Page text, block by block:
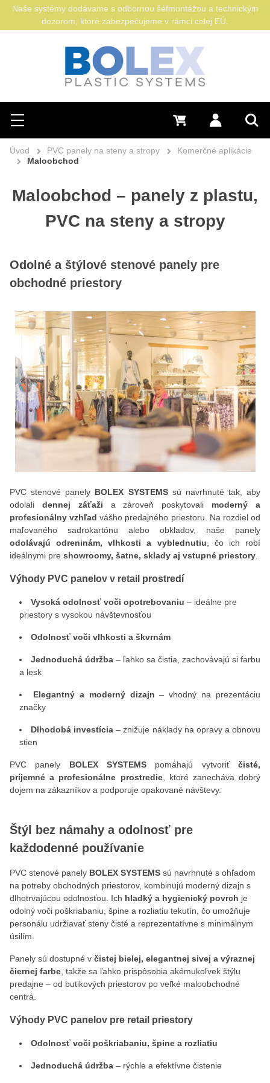
Hľadať
Menu Prihlásiť sa
0 €
Naše systémy dodávame s odbornou šéfmontážou a technickým
dozorom, ktoré zabezpečujeme v rámci celej EÚ.
Úvod PVC panely na steny a stropy
Komerčné aplikácie
Maloobchod
Maloobchod – panely z plastu,
PVC na steny a stropy
Odolné a štýlové stenové panely pre
obchodné priestory
PVC stenové panely BOLEX SYSTEMSsú navrhnuté tak, aby
odolali dennej záťaži a zároveň poskytovali moderný a
profesionálny vzhľad vášho predajného priestoru. Na rozdiel od
maľovaného sadrokartónu alebo obkladov, naše panely
odolávajú odreninám, vlhkosti a vyblednutiu , čo ich robí
ideálnymi pre showroomy, šatne, sklady aj vstupné priestory
Výhody PVC panelov v retail prostredí
Vysoká odolnosť voči opotrebovaniu – ideálne pre
priestory s vysokou návštevnosťou
Odolnosť voči vlhkosti a škvrnám
Jednoduchá údržba – ľahko sa čistia, zachovávajú si farbu
a lesk
Elegantný a moderný dizajn – vhodný na prezentáciu
značky
Dlhodobá investícia – znižuje náklady na opravy a obnovu
stien
PVC panely BOLEX SYSTEMS pomáhajú vytvoriťčisté,
príjemné a profesionálne prostredie, ktoré zanecháva dobrý
dojem na zákazníkov a podporuje opakované návštevy.
Štýl bez námahy a odolnosť pre
každodenné používanie
PVC stenové panely BOLEX SYSTEMS sú navrhnuté s ohľadom
na potreby obchodných priestorov, kombinujú moderný dizajn s
dlhotrvajúcou odolnosťou. Ich hladký a hygienický povrch je
odolný voči poškriabaniu, špine a rozliatiu tekutín, čo umožňuje
personálu udržiavať steny čisté a reprezentatívne s minimálnym
úsilím.
Panely sú dostupné v čistej bielej, elegantnej sivej a výraznej
čiernej farbe , takže sa ľahko prispôsobia akémukoľvek štýlu
predajne – od butikových priestorov po veľké maloobchodné
centrá.
Výhody PVC panelov pre retail priestory
Odolnosť voči poškriabaniu, špine a rozliatiu
Jednoduchá údržba – rýchle a efektívne čistenie